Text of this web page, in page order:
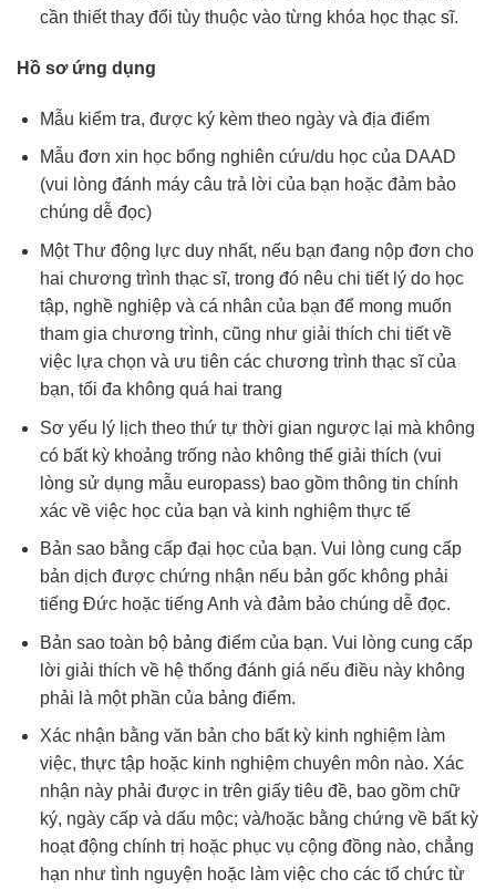
cần thiết thay đổi tùy thuộc vào từng khóa học thạc sĩ.
Hồ sơ ứng dụng
Mẫu kiểm tra, được ký kèm theo ngày và địa điểm
Mẫu đơn xin học bổng nghiên cứu/du học của DAAD
(vui lòng đánh máy câu trả lời của bạn hoặc đảm bảo
chúng dễ đọc)
Một Thư động lực duy nhất, nếu bạn đang nộp đơn cho
hai chương trình thạc sĩ, trong đó nêu chi tiết lý do học
tập, nghề nghiệp và cá nhân của bạn để mong muốn
tham gia chương trình, cũng như giải thích chi tiết về
việc lựa chọn và ưu tiên các chương trình thạc sĩ của
bạn, tối đa không quá hai trang
Sơ yếu lý lịch theo thứ tự thời gian ngược lại mà không
có bất kỳ khoảng trống nào không thể giải thích (vui
lòng sử dụng mẫu europass) bao gồm thông tin chính
xác về việc học của bạn và kinh nghiệm thực tế
Bản sao bằng cấp đại học của bạn. Vui lòng cung cấp
bản dịch được chứng nhận nếu bản gốc không phải
tiếng Đức hoặc tiếng Anh và đảm bảo chúng dễ đọc.
Bản sao toàn bộ bảng điểm của bạn. Vui lòng cung cấp
lời giải thích về hệ thống đánh giá nếu điều này không
phải là một phần của bảng điểm.
Xác nhận bằng văn bản cho bất kỳ kinh nghiệm làm
việc, thực tập hoặc kinh nghiệm chuyên môn nào. Xác
nhận này phải được in trên giấy tiêu đề, bao gồm chữ
ký, ngày cấp và dấu mộc; và/hoặc bằng chứng về bất kỳ
hoạt động chính trị hoặc phục vụ cộng đồng nào, chẳng
hạn như tình nguyện hoặc làm việc cho các tổ chức từ